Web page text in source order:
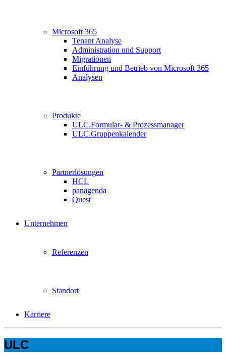
Microsoft 365
Tenant Analyse
Administration und Support
Migrationen
Einführung und Betrieb von Microsoft 365
Analysen
Produkte
ULC.Formular- & Prozessmanager
ULC.Gruppenkalender
Partnerlösungen
HCL
panagenda
Quest
Unternehmen
Referenzen
Standort
Karriere
ULC